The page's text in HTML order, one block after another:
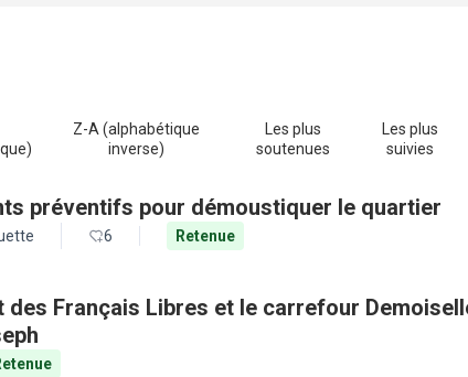
Z-A (alphabétique
inverse)
Les plus
soutenues
Les plus
suivies
préventifs pour démoustiquer le quartier
6 Retenue
des Français Libres et le carrefour